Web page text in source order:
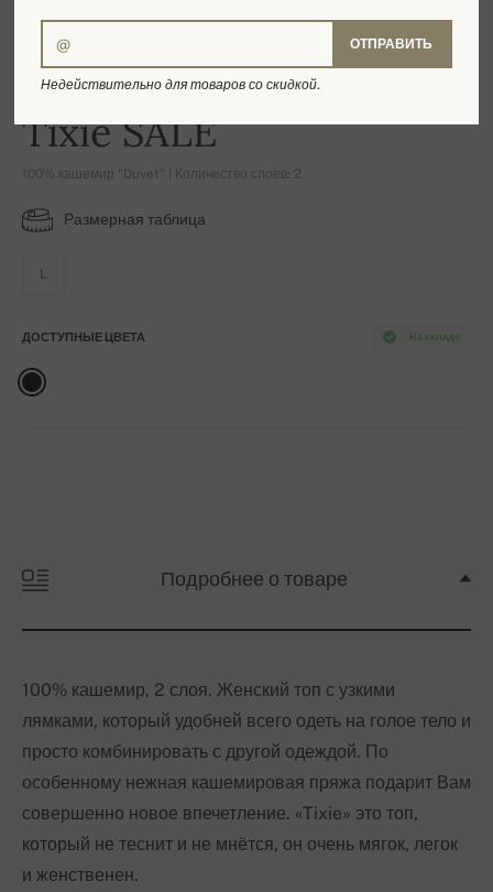
-16%
Tixie SALE
100% кашемир "Duvet" | Количество слоев: 2
Размерная таблица
L
На складе
ДОСТУПНЫЕ ЦВЕТА
Подробнее о товаре
100% кашемир, 2 слоя. Женский топ с узкими
лямками, который удобней всего одеть на голое тело и
просто комбинировать с другой одеждой. По
особенному нежная кашемировая пряжа подарит Вам
совершенно новое впечетление. «Tixie» это топ,
который не теснит и не мнётся, он очень мягок, легок
и женственен.
ОТПРАВИТЬ
Недействительно для товаров со скидкой.